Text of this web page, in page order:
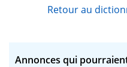
Retour au
Annonces qui